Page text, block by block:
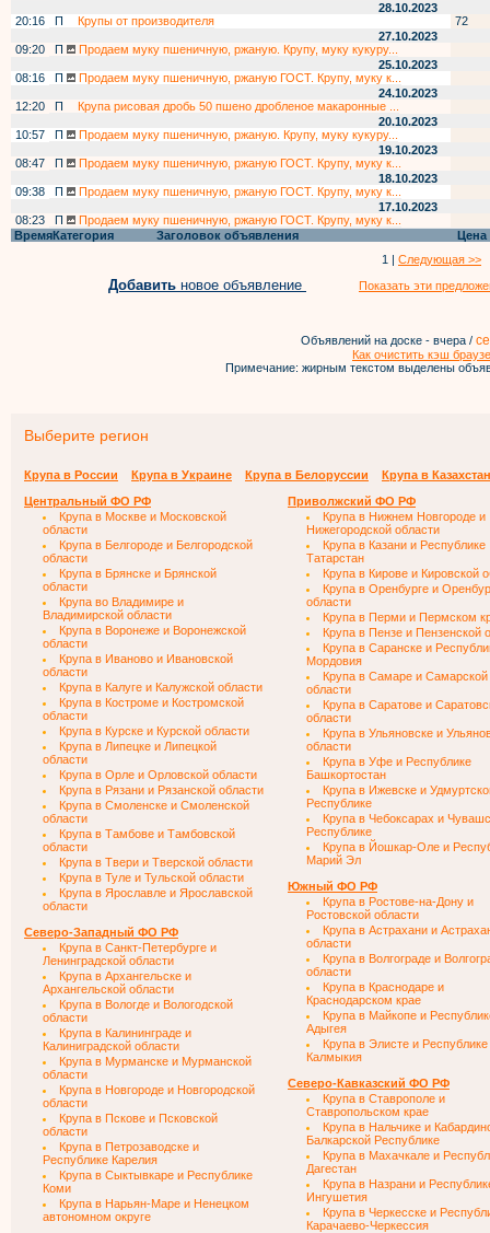
28.10.2023
20:16
П Крупы от производителя
72
27.10.2023
09:20
П
Продаем муку пшеничную, ржаную. Крупу, муку кукуру...
25.10.2023
08:16
П
Продаем муку пшеничную, ржаную ГОСТ. Крупу, муку к...
24.10.2023
12:20
П
Крупа рисовая дробь 50 пшено дробленое макаронные ...
20.10.2023
10:57
П
Продаем муку пшеничную, ржаную. Крупу, муку кукуру...
19.10.2023
08:47
П
Продаем муку пшеничную, ржаную ГОСТ. Крупу, муку к...
18.10.2023
09:38
П
Продаем муку пшеничную, ржаную ГОСТ. Крупу, муку к...
17.10.2023
08:23
П
Продаем муку пшеничную, ржаную ГОСТ. Крупу, муку к...
ВремяКатегория Заголовок объявления
Цена
1 | Следующая >>
Добавить новое объявление Показать эти
Объявлений на доске - вчера /
Как очистить кэш
Примечание: жирным текстом выделены
Выберите регион
Крупа в России Крупа в Украине Крупа в Белоруссии
Крупа в
Центральный ФО РФ
Крупа в Москве и Московской
области
Крупа в Белгороде и Белгородской
области
Крупа в Брянске и Брянской
области
Крупа во Владимире и
Владимирской области
Крупа в Воронеже и Воронежской
области
Крупа в Иваново и Ивановской
области
Крупа в Калуге и Калужской области
Крупа в Костроме и Костромской
области
Крупа в Курске и Курской области
Крупа в Липецке и Липецкой
области
Крупа в Орле и Орловской области
Крупа в Рязани и Рязанской области
Крупа в Смоленске и Смоленской
области
Крупа в Тамбове и Тамбовской
области
Крупа в Твери и Тверской области
Крупа в Туле и Тульской области
Крупа в Ярославле и Ярославской
области
Северо-Западный ФО РФ
Крупа в Санкт-Петербурге и
Ленинградской области
Крупа в Архангельске и
Архангельской области
Крупа в Вологде и Вологодской
области
Крупа в Калининграде и
Калиниградской области
Крупа в Мурманске и Мурманской
области
Крупа в Новгороде и Новгородской
области
Крупа в Пскове и Псковской
области
Крупа в Петрозаводске и
Республике Карелия
Крупа в Сыктывкаре и Республике
Коми
Крупа в Нарьян-Маре и Ненецком
автономном округе
Приволжский ФО РФ
Крупа в Нижнем Новгороде и
Нижегородской области
Крупа в Казани и Республике
Татарстан
Крупа в Кирове и Кировской
Крупа в Оренбурге и
области
Крупа в Перми и Пермском
Крупа в Пензе и Пензенской
Крупа в Саранске и
Мордовия
Крупа в Самаре и Самарской
области
Крупа в Саратове и
области
Крупа в Ульяновске и
области
Крупа в Уфе и Республике
Башкортостан
Крупа в Ижевске и
Республике
Крупа в Чебоксарах и
Республике
Крупа в Йошкар-Оле и
Марий Эл
Южный ФО РФ
Крупа в Ростове-на-Дону и
Ростовской области
Крупа в Астрахани и
области
Крупа в Волгограде и
области
Крупа в Краснодаре и
Краснодарском крае
Крупа в Майкопе и
Адыгея
Крупа в Элисте и Республике
Калмыкия
Северо-Кавказский ФО РФ
Крупа в Ставрополе и
Ставропольском крае
Крупа в Нальчике и
Балкарской Республике
Крупа в Махачкале и
Дагестан
Крупа в Назрани и
Ингушетия
Крупа в Черкесске и
Карачаево-Черкессия